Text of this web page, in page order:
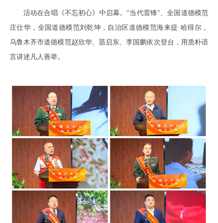
活动在合唱《不忘初心》中启幕。“当代雷锋”、全国道德模范
庄仕华，全国道德模范刘乾坤，自治区道德模范海来提·哈得尔，
乌鲁木齐市道德模范赵欣华、苗启东、李国鹏依次登台，用质朴语
言讲述凡人善举。